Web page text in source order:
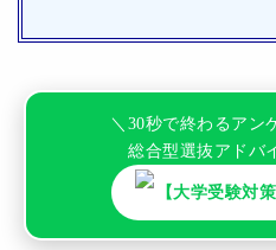
＼30秒で終わるアン
総合型選抜アドバ
【大学受験対